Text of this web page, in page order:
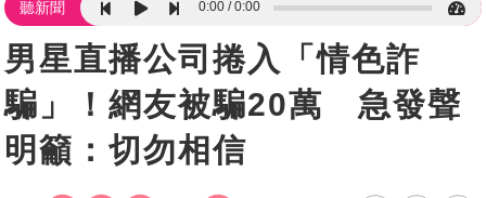
聽新聞 0:00 0:00
男星直播公司捲入「情色詐
騙」！網友被騙20萬 急發聲
明籲：切勿相信